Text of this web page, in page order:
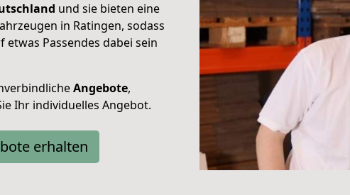
und sie bieten eine
in Ratingen, sodass
Passendes dabei sein
Angebote,
Ihr individuelles Angebot.
erhalten